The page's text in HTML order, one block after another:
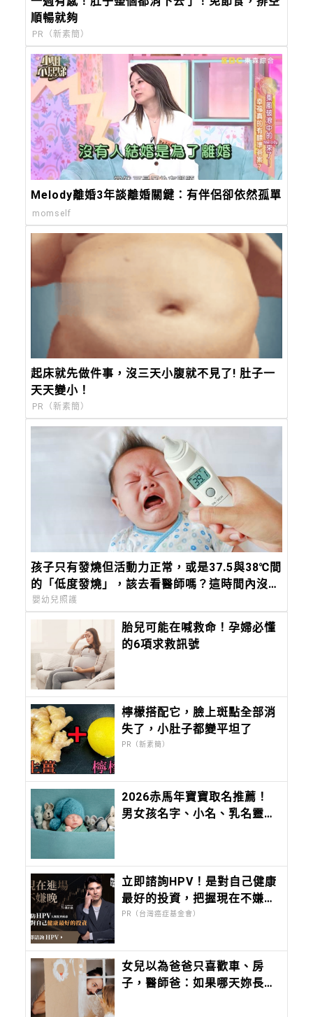
順暢就夠
PR（新素簡）
Melody離婚3年談離婚關鍵：有伴侶卻依然孤單
momself
起床就先做件事，沒三天小腹就不見了! 肚子一
天天變小！
PR（新素簡）
孩子只有發燒但活動力正常，或是37.5與38℃間
的「低度發燒」，該去看醫師嗎？這時間內沒退
燒，必須就醫
嬰幼兒照護
胎兒可能在喊救命！孕婦必懂
的6項求救訊號
檸檬搭配它，臉上斑點全部消
失了，小肚子都變平坦了
PR（新素簡）
2026赤馬年寶寶取名推薦！
男女孩名字、小名、乳名靈感
立即諮詢HPV！是對自己健康
最好的投資，把握現在不嫌
晚！
PR（台灣癌症基金會）
女兒以為爸爸只喜歡車、房
子，醫師爸：如果哪天妳長大